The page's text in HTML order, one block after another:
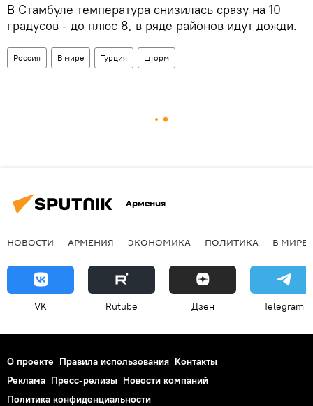
В Стамбуле температура снизилась сразу на 10
градусов - до плюс 8, в ряде районов идут дожди.
Россия В мире Турция шторм
Армения
НОВОСТИ АРМЕНИЯ ЭКОНОМИКА ПОЛИТИКА В МИРЕ
VK Rutube Дзен Telegram
О проекте Правила использования Контакты
Реклама Пресс-релизы Новости компаний
Политика конфиденциальности